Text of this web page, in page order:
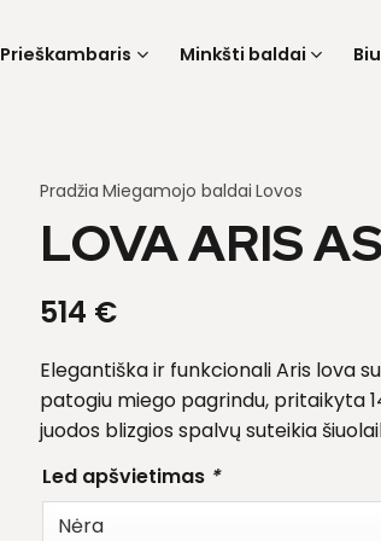
Prieškambaris Minkšti baldai
Pradžia Miegamojo baldai Lovos
LOVA ARIS
514 €
Elegantiška ir funkcionali Aris lova
patogiu miego pagrindu, pritaikyta
juodos blizgios spalvų suteikia
Led apšvietimas *